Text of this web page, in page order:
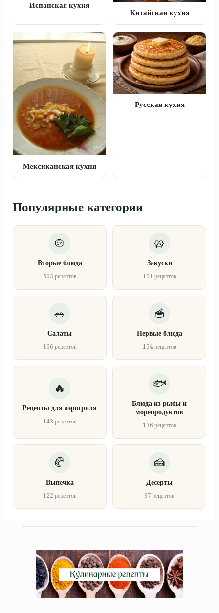
Испанская кухня
Китайская кухня
Мексиканская кухня
Русская кухня
Популярные категории
Вторые блюда
503 рецептов
Закуски
191 рецептов
Салаты
166 рецептов
Первые блюда
154 рецептов
Рецепты для аэрогриля
143 рецептов
Блюда из рыбы и
морепродуктов
136 рецептов
Выпечка
122 рецептов
Десерты
97 рецептов